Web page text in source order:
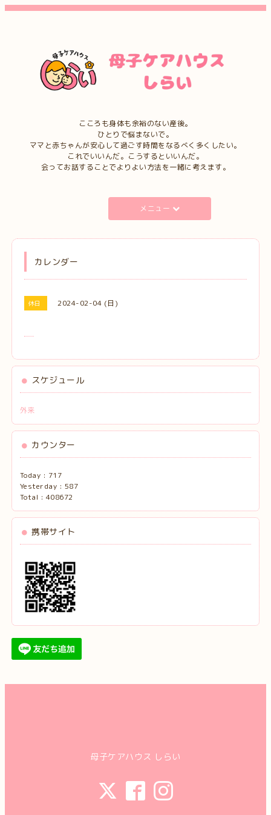
こころも身体も余裕のない産後。
ひとりで悩まないで。
ママと赤ちゃんが安心して過ごす時間をなるべく多くしたい。
これでいいんだ。こうするといいんだ。
会ってお話することでよりよい方法を一緒に考えます。
メニュー
カレンダー
休日 2024-02-04 (日)
スケジュール
外来
カウンター
Today : 717
Yesterday : 587
Total : 408672
携帯サイト
母子ケアハウス しらい